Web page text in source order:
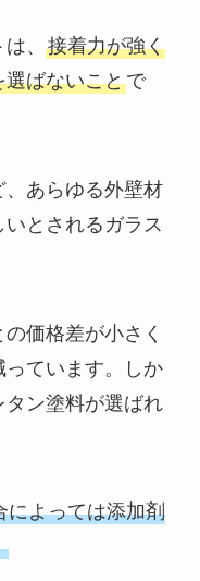
、 接着力が強く
選ばないことで
あらゆる外壁材
とされるガラス
価格差が小さく
ています。しか
タン塗料が選ばれ
によっては添加剤